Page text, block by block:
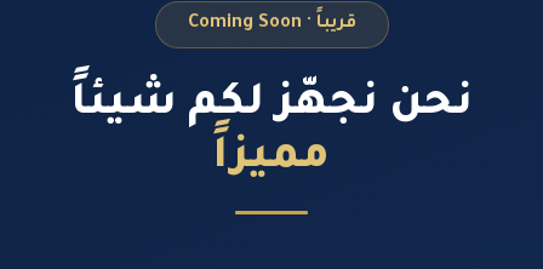
قريباً · Coming Soon
نحن نجهّز لكم شيئاً
مميزاً